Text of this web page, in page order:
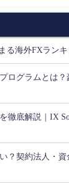
る海外FXランキ
ログラムとは
徹底解説｜IX
？契約法人・